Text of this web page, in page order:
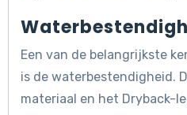
Een van de belangrijkste
is de waterbestendigheid.
materiaal en het Dryback-